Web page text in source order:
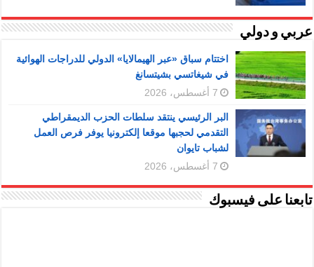
عربي و دولي
اختتام سباق «عبر الهيمالايا» الدولي للدراجات الهوائية
في شيغاتسي بشيتسانغ
7 أغسطس، 2026
البر الرئيسي ينتقد سلطات الحزب الديمقراطي
التقدمي لحجبها موقعا إلكترونيا يوفر فرص العمل
لشباب تايوان
7 أغسطس، 2026
تابعنا على فيسبوك